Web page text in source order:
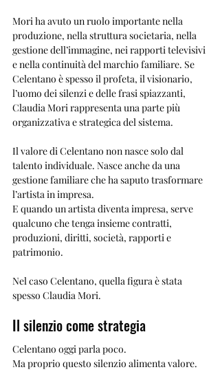
Mori ha avuto un ruolo importante nella
produzione, nella struttura societaria, nella
gestione dell’immagine, nei rapporti televisivi
e nella continuità del marchio familiare. Se
Celentano è spesso il profeta, il visionario,
l’uomo dei silenzi e delle frasi spiazzanti,
Claudia Mori rappresenta una parte più
organizzativa e strategica del sistema.
Il valore di Celentano non nasce solo dal
talento individuale. Nasce anche da una
gestione familiare che ha saputo trasformare
l’artista in impresa.
E quando un artista diventa impresa, serve
qualcuno che tenga insieme contratti,
produzioni, diritti, società, rapporti e
patrimonio.
Nel caso Celentano, quella figura è stata
spesso Claudia Mori.
Il silenzio come strategia
Celentano oggi parla poco.
Ma proprio questo silenzio alimenta valore.